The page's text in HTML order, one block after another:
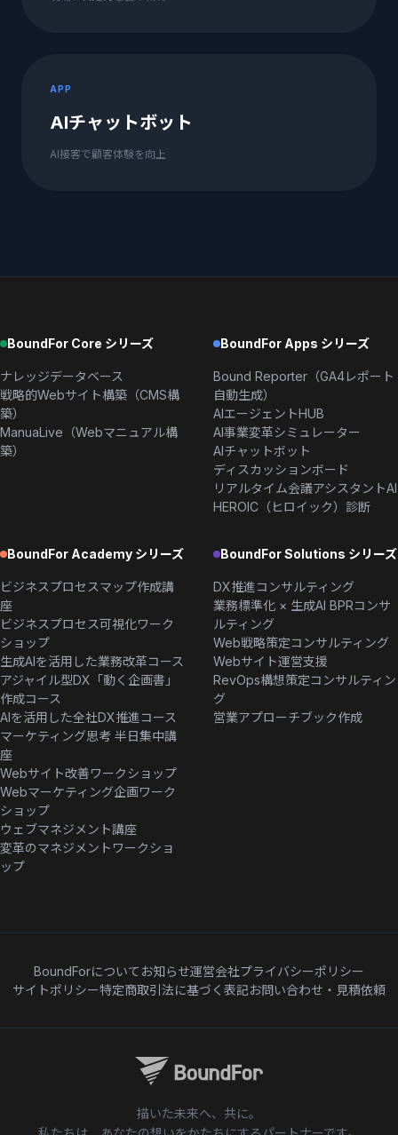
APP
AIチャットボット
AI接客で顧客体験を向上
BoundFor Core シリーズ
ナレッジデータベース
戦略的Webサイト構築（CMS構
築）
ManuaLive（Webマニュアル構
築）
BoundFor Apps シリーズ
Bound Reporter（GA4レポート
自動生成）
AIエージェントHUB
AI事業変革シミュレーター
AIチャットボット
ディスカッションボード
リアルタイム会議アシスタントAI
HEROIC（ヒロイック）診断
BoundFor Academy シリーズ
ビジネスプロセスマップ作成講
座
ビジネスプロセス可視化ワーク
ショップ
生成AIを活用した業務改革コース
アジャイル型DX「動く企画書」
作成コース
AIを活用した全社DX推進コース
マーケティング思考 半日集中講
座
Webサイト改善ワークショップ
Webマーケティング企画ワーク
ショップ
ウェブマネジメント講座
変革のマネジメントワークショ
ップ
BoundFor Solutions シリーズ
DX推進コンサルティング
業務標準化 × 生成AI BPRコンサ
ルティング
Web戦略策定コンサルティング
Webサイト運営支援
RevOps構想策定コンサルティン
グ
営業アプローチブック作成
BoundForについて お知らせ運営会社プライバシーポリシー
サイトポリシー特定商取引法に基づく表記お問い合わせ・見積依頼
描いた未来へ、共に。